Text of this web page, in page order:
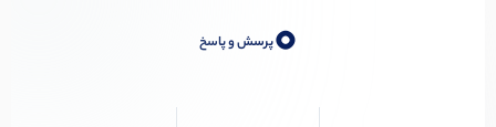
0پرسش و پاسخ